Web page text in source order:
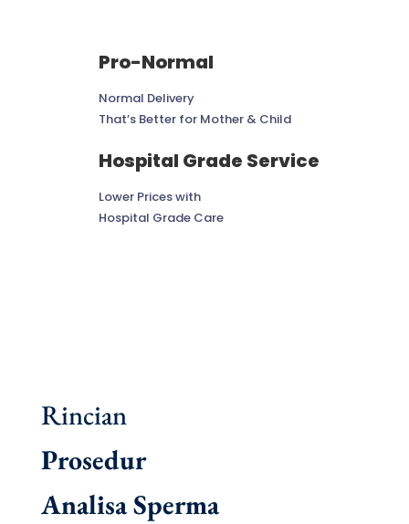
Pro-Normal
Normal Delivery
That’s Better for Mother & Child
Hospital Grade Service
Lower Prices with
Hospital Grade Care
Rincian
Prosedur
Analisa Sperma